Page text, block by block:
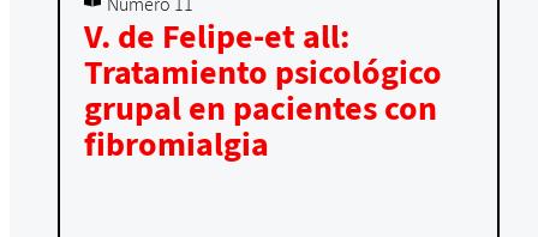
V. de Felipe-et all:
Tratamiento psicológico
grupal en pacientes con
fibromialgia